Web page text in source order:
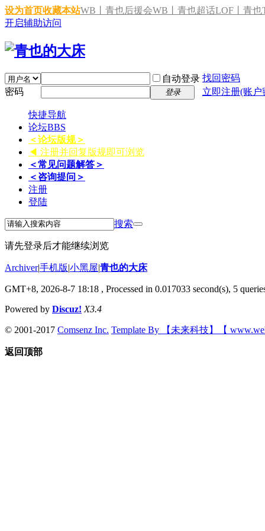
设为首页收藏本站WB丨青也后援会WB丨青也超话LOF丨青也
开启辅助访问
自动登录 找回密码
密码
登录 立即注册(账
快捷导航
论坛BBS
＜论坛版规＞
◀ 注册并回复版规即可浏览
＜常见问题解答＞
＜咨询提问＞
注册
登陆
搜索
请先登录后才能继续浏览
Archiver|手机版|小黑屋|青也的大床
GMT+8, 2026-8-7 18:18 , Processed in 0.017033 second(s), 5
Powered by Discuz! X3.4
© 2001-2017 Comsenz Inc. Template By 【未来科技】【
返回顶部